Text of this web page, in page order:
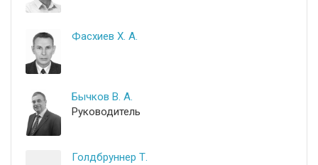
Фасхиев Х. А.
Бычков В. А.
Руководитель
Голдбруннер Т.